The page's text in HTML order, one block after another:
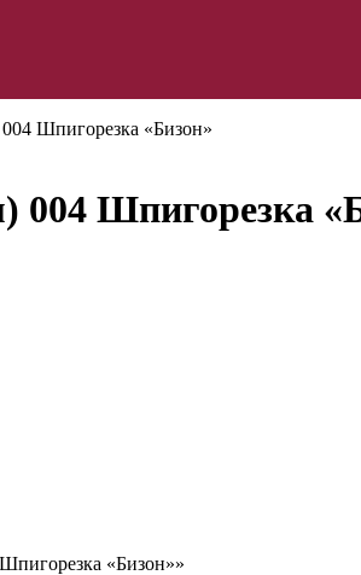
Шпигорезка «Бизон»
004 Шпигорезка
«Бизон»»